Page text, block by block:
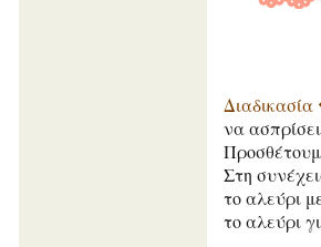
Διαδικασία
να
Στη
το αλεύρι
το αλεύρι